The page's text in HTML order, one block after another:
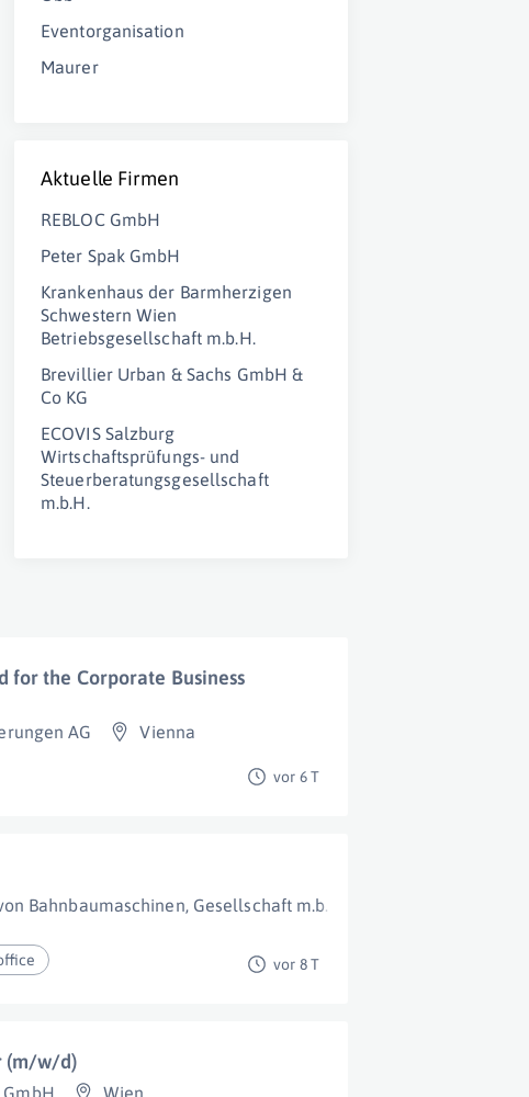
Eventorganisation
Maurer
Aktuelle Firmen
REBLOC GmbH
Peter Spak GmbH
Krankenhaus der Barmherzigen
Schwestern Wien
Betriebsgesellschaft m.b.H.
Brevillier Urban & Sachs GmbH &
Co KG
ECOVIS Salzburg
Wirtschaftsprüfungs- und
Steuerberatungsgesellschaft
m.b.H.
for the Corporate Business
AG Vienna
vor 6 T
Bahnbaumaschinen, Gesellschaft m.b.H.
vor 8 T
(m/w/d)
Wien